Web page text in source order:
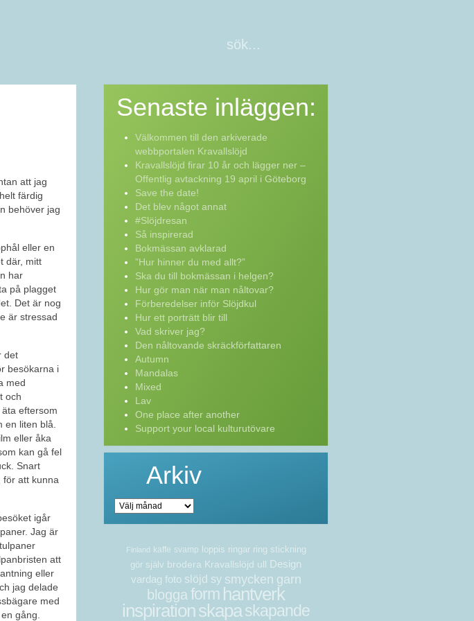
att jag
färdig
behöver jag
eller en
där, mitt
har
på plagget
Det är nog
är stressad
det
besökarna i
med
och
eftersom
liten blå.
eller åka
kan gå fel
Snart
för att kunna
igår
Jag är
att
eller
jag delade
med
gång.
Senaste inläggen:
Välkommen till den arkiverade
webbportalen Kravallslöjd
Kravallslöjd firar 10 år och lägger ner –
Offentlig avtackning 19 april i Göteborg
Save the date!
Det blev något annat
#Slöjdresan
Så inspirerad
Bokmässan avklarad
”Hur hinner du med allt?”
Ska du till bokmässan i helgen?
Hur gör man när man nåltovar?
Förberedelser inför Slöjdkul
Hur ett porträtt blir till
Vad skriver jag?
Den nåltovande skräckförfattaren
Autumn
Mandalas
Mixed
Lav
One place after another
Support your local kulturutövare
Arkiv
Arkiv
Finland kaffe svamp loppis ringar ring stickning
gör själv brodera Kravallslöjd ull Design
vardag foto slöjd sy smycken garn
blogga form hantverk
inspirationskapaskapande